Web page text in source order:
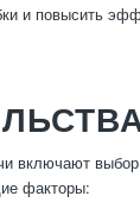
и повысить
включают
факторы: